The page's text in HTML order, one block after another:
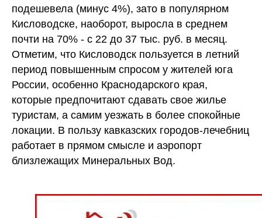
подешевела (минус 4%), зато в популярном
Кисловодске, наоборот, выросла в среднем
почти на 70% - с 22 до 37 тыс. руб. в месяц.
Отметим, что Кисловодск пользуется в летний
период повышенным спросом у жителей юга
России, особенно Краснодарского края,
которые предпочитают сдавать свое жилье
туристам, а самим уезжать в более спокойные
локации. В пользу кавказских городов-лечебниц
работает в прямом смысле и аэропорт
близлежащих Минеральных Вод.